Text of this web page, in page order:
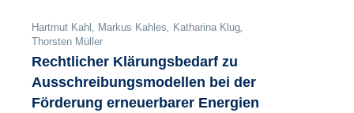
Hartmut Kahl , Markus Kahles, Katharina Klug,
Thorsten Müller
Rechtlicher Klärungsbedarf zu
Ausschreibungsmodellen bei der
Förderung erneuerbarer Energien